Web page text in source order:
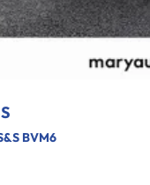
BVM6